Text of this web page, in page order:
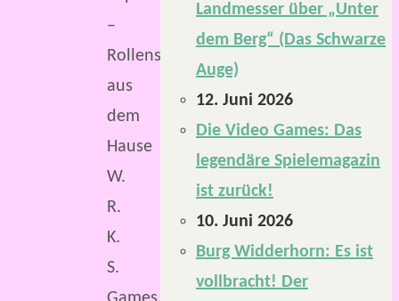
–
Rollenspiel
aus
dem
Hause
W.
R.
K.
S.
Landmesser über „Unter
dem Berg“ (Das Schwarze
Auge)
12. Juni 2026
Die Video Games: Das
legendäre Spielemagazin
ist zurück!
10. Juni 2026
Burg Widderhorn: Es ist
vollbracht! Der